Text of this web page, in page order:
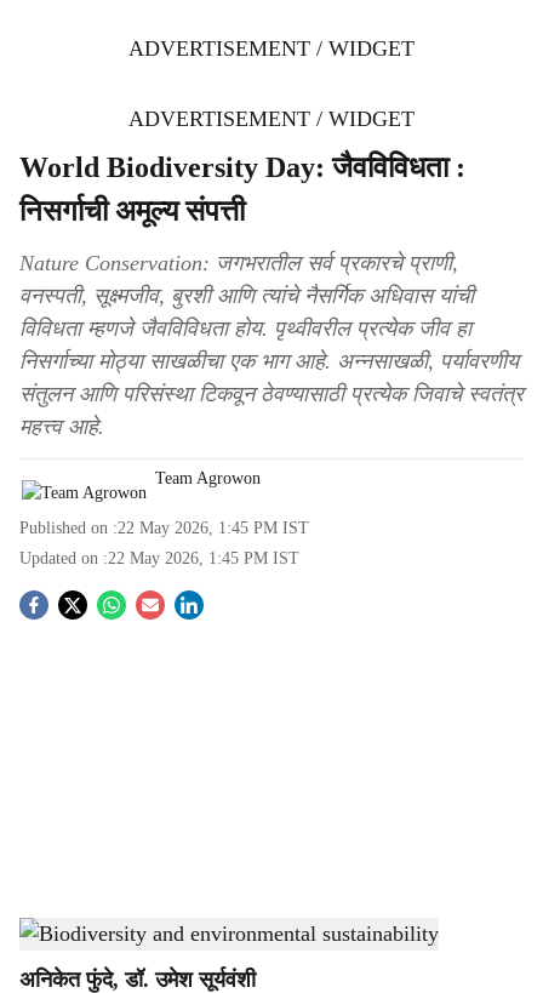
ADVERTISEMENT / WIDGET
ADVERTISEMENT / WIDGET
World Biodiversity Day: जैवविविधता :
निसर्गाची अमूल्य संपत्ती
Nature Conservation: जगभरातील सर्व प्रकारचे प्राणी,
वनस्पती, सूक्ष्मजीव, बुरशी आणि त्यांचे नैसर्गिक अधिवास यांची
विविधता म्हणजे जैवविविधता होय. पृथ्वीवरील प्रत्येक जीव हा
निसर्गाच्या मोठ्या साखळीचा एक भाग आहे. अन्नसाखळी, पर्यावरणीय
संतुलन आणि परिसंस्था टिकवून ठेवण्यासाठी प्रत्येक जिवाचे स्वतंत्र
महत्त्व आहे.
Team Agrowon
Published on :22 May 2026, 1:45 PM IST
Updated on :22 May 2026, 1:45 PM IST
S
Biodiversity and environmental sustainability-Agrowo
अनिकेत फुंदे, डॉ. उमेश सूर्यवंशी